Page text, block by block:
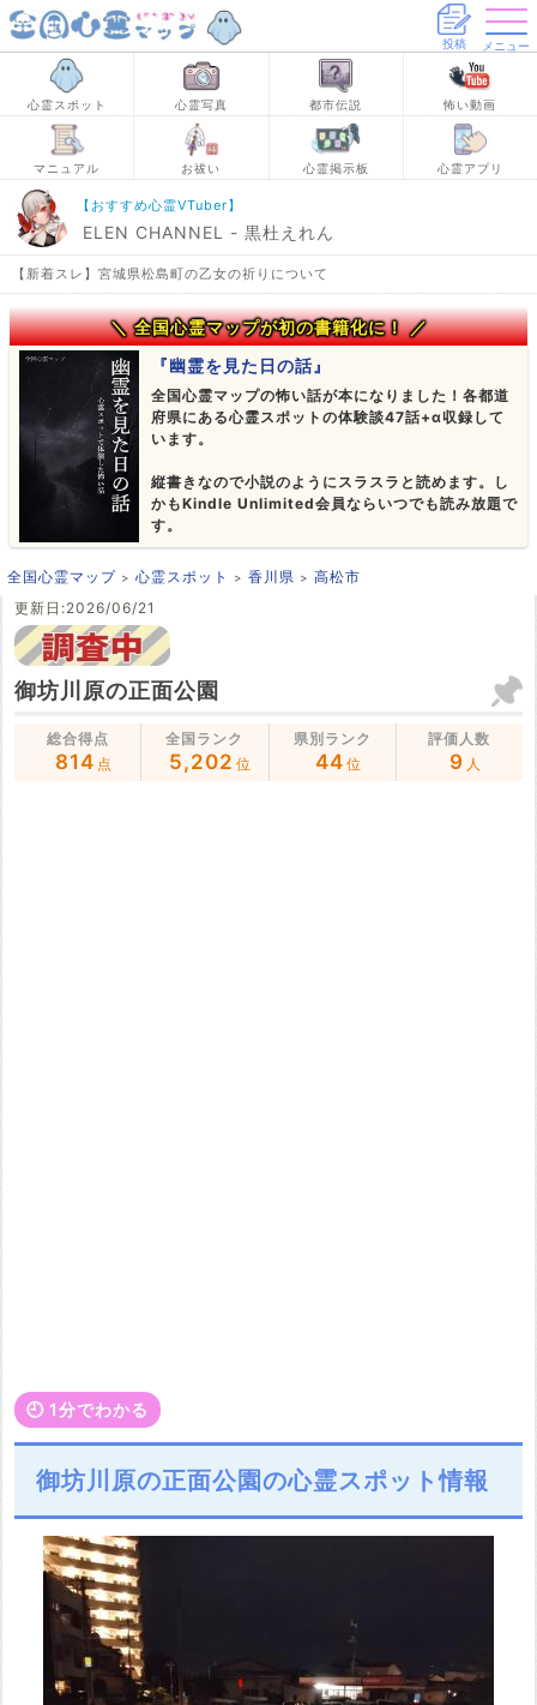
投稿 メニュー
心霊スポット 心霊写真 都市伝説 怖い動画
マニュアル お祓い 心霊掲示板 心霊アプリ
【おすすめ心霊VTuber】
ELEN CHANNEL - 黒杜えれん
【新着スレ】宮城県松島町の乙女の祈りについて
＼ 全国心霊マップが初の書籍化に！ ／
『幽霊を見た日の話』
全国心霊マップの怖い話が本になりました！各都道
府県にある心霊スポットの体験談47話+α収録して
います。
縦書きなので小説のようにスラスラと読めます。し
かもKindle Unlimited会員ならいつでも読み放題で
す。
全国心霊マップ 心霊スポット 香川県
高松市
更新日:2026/06/21
御坊川原の正面公園
総合得点
814 点
全国ランク
5,202 位
県別ランク
44 位
評価人数
9 人
🕘️ 1分でわかる
御坊川原の正面公園の心霊スポット情報